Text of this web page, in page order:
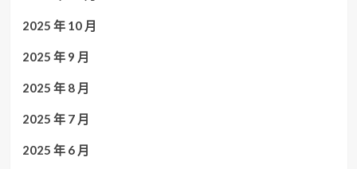
2025 年 10 月
2025 年 9 月
2025 年 8 月
2025 年 7 月
2025 年 6 月